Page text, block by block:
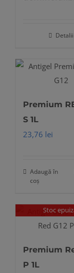
Detalii
Premium
S 1L
23,76 lei
Adaugă în
coș
Stoc
Premium
P 1L